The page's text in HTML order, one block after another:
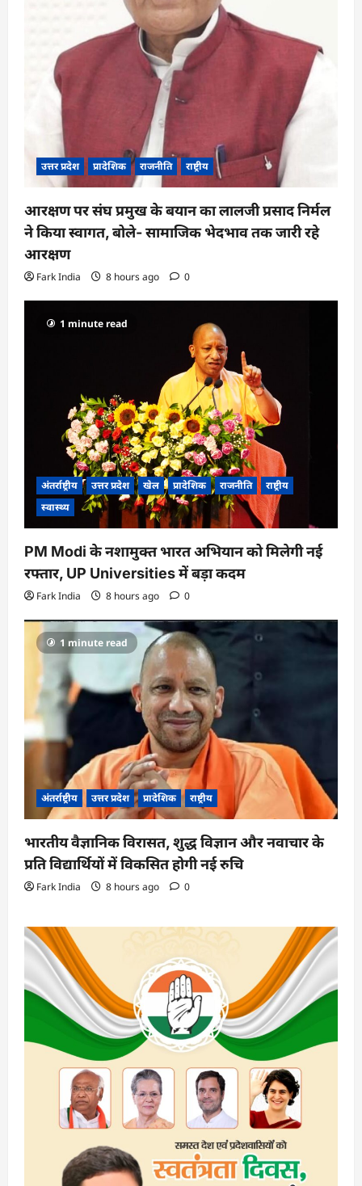
उत्तर प्रदेश प्रादेशिक राजनीति राष्ट्रीय
आरक्षण पर संघ प्रमुख के बयान का लालजी प्रसाद निर्मल
ने किया स्वागत, बोले- सामाजिक भेदभाव तक जारी रहे
आरक्षण
Fark India 8 hours ago 0
1 minute read
अंतर्राष्ट्रीय उत्तर प्रदेश खेल प्रादेशिक राजनीति
राष्ट्रीय
स्वास्थ्य
PM Modi के नशामुक्त भारत अभियान को मिलेगी नई
रफ्तार, UP Universities में बड़ा कदम
Fark India 8 hours ago 0
1 minute read
अंतर्राष्ट्रीय उत्तर प्रदेश प्रादेशिक राष्ट्रीय
भारतीय वैज्ञानिक विरासत, शुद्ध विज्ञान और नवाचार के
प्रति विद्यार्थियों में विकसित होगी नई रुचि
Fark India 8 hours ago 0